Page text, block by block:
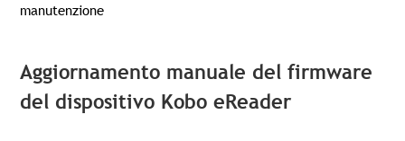
manutenzione
Aggiornamento manuale del firmware
del dispositivo Kobo eReader